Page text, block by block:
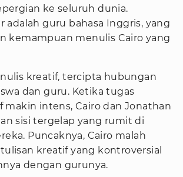
ke seluruh dunia.
adalah guru bahasa Inggris, yang
kemampuan menulis Cairo yang
kreatif, tercipta hubungan
dan guru. Ketika tugas
makin intens, Cairo dan Jonathan
sisi tergelap yang rumit di
Puncaknya, Cairo malah
kreatif yang kontroversial
dengan gurunya.